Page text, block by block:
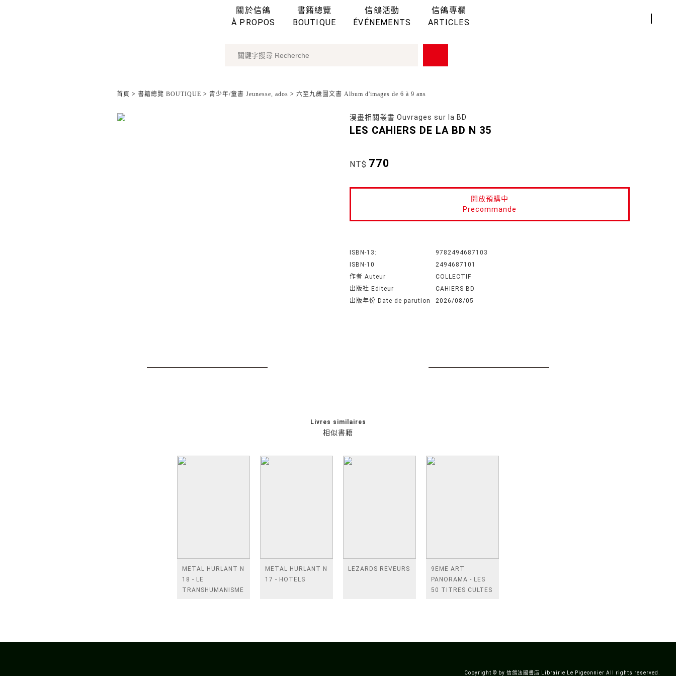
關於信鴿
À PROPOS
書籍總覽
BOUTIQUE
信鴿活動
ÉVÉNEMENTS
信鴿專欄
ARTICLES
首頁 > 書籍總覽 BOUTIQUE > 青少年/童書 Jeunesse, ados > 六至九歲圖文書 Album d'images de 6 à 9 ans
漫畫相關叢書 Ouvrages sur la BD
LES CAHIERS DE LA BD N 35
NT$ 770
開放預購中
Precommande
ISBN-13:
9782494687103
ISBN-10
2494687101
作者 Auteur
COLLECTIF
出版社 Editeur
CAHIERS BD
出版年份 Date de parution
2026/08/05
相似書籍
Livres similaires
METAL HURLANT N
18 - LE
TRANSHUMANISME
METAL HURLANT N
17 - HOTELS
LEZARDS REVEURS
9EME ART
PANORAMA - LES
50 TITRES CULTES
Copyright © by 信鴿法國書店 Librairie Le Pigeonnier All rights reserved.